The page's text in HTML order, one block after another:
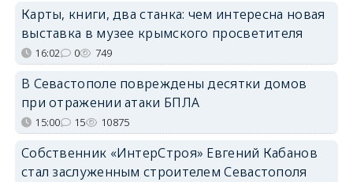
Карты, книги, два станка: чем интересна новая
выставка в музее крымского просветителя
16:02 0 749
В Севастополе повреждены десятки домов
при отражении атаки БПЛА
15:00 15 10875
Собственник «ИнтерСтроя» Евгений Кабанов
стал заслуженным строителем Севастополя